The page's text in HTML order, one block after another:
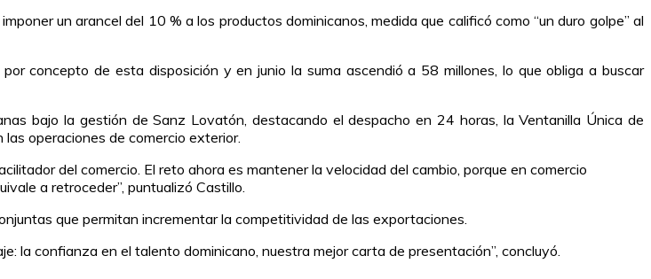
un arancel del 10 % a los productos dominicanos, medida que calificó como “un duro golpe” al
concepto de esta disposición y en junio la suma ascendió a 58 millones, lo que obliga a buscar
bajo la gestión de Sanz Lovatón, destacando el despacho en 24 horas, la Ventanilla Única de
operaciones de comercio exterior.
del comercio. El reto ahora es mantener la velocidad del cambio, porque en comercio
a retroceder”, puntualizó Castillo.
que permitan incrementar la competitividad de las exportaciones.
la confianza en el talento dominicano, nuestra mejor carta de presentación”, concluyó.